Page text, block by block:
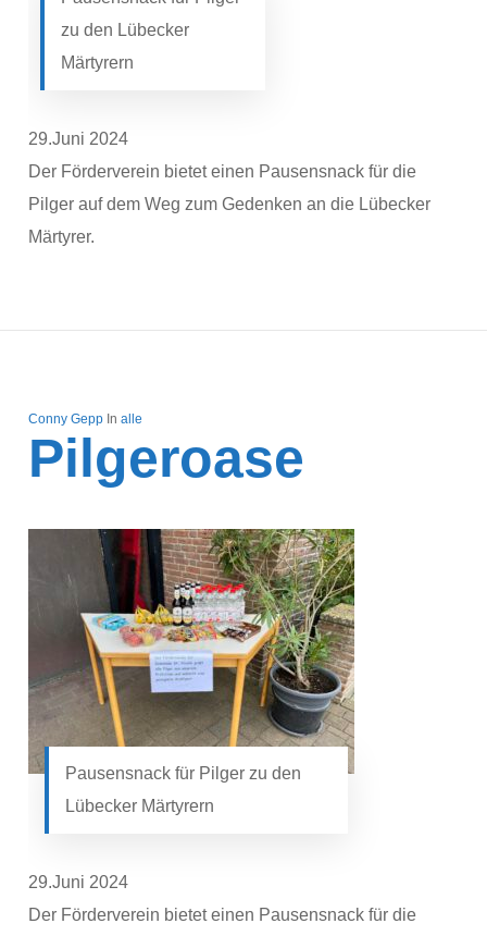
zu den Lübecker
Märtyrern
29.Juni 2024
Der Förderverein bietet einen Pausensnack für die
Pilger auf dem Weg zum Gedenken an die Lübecker
Märtyrer.
Conny Gepp In alle
Pilgeroase
Pausensnack für Pilger zu den
Lübecker Märtyrern
29.Juni 2024
Der Förderverein bietet einen Pausensnack für die